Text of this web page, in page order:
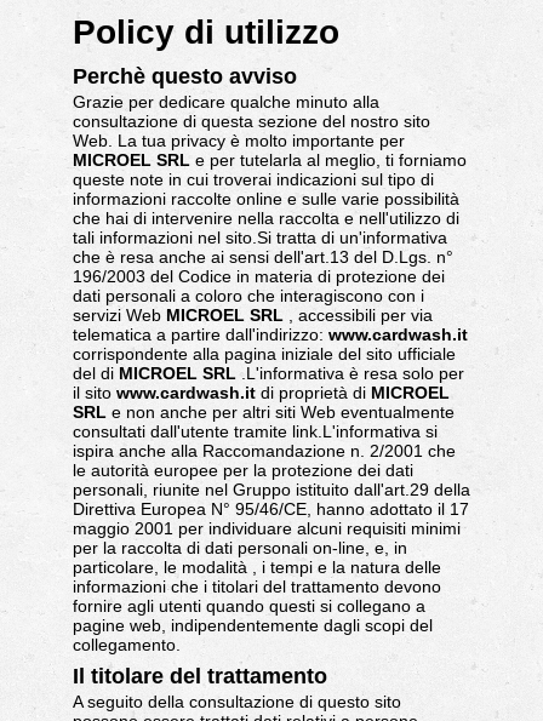
Policy di utilizzo
Perchè questo avviso
Grazie per dedicare qualche minuto alla
consultazione di questa sezione del nostro sito
Web. La tua privacy è molto importante per
MICROEL SRL e per tutelarla al meglio, ti forniamo
queste note in cui troverai indicazioni sul tipo di
informazioni raccolte online e sulle varie possibilità
che hai di intervenire nella raccolta e nell'utilizzo di
tali informazioni nel sito.Si tratta di un'informativa
che è resa anche ai sensi dell'art.13 del D.Lgs. n°
196/2003 del Codice in materia di protezione dei
dati personali a coloro che interagiscono con i
servizi Web MICROEL SRL , accessibili per via
telematica a partire dall'indirizzo: www.cardwash.it
corrispondente alla pagina iniziale del sito ufficiale
del di MICROEL SRL .L'informativa è resa solo per
il sito www.cardwash.it di proprietà di MICROEL
SRL e non anche per altri siti Web eventualmente
consultati dall'utente tramite link.L'informativa si
ispira anche alla Raccomandazione n. 2/2001 che
le autorità europee per la protezione dei dati
personali, riunite nel Gruppo istituito dall'art.29 della
Direttiva Europea N° 95/46/CE, hanno adottato il 17
maggio 2001 per individuare alcuni requisiti minimi
per la raccolta di dati personali on-line, e, in
particolare, le modalità , i tempi e la natura delle
informazioni che i titolari del trattamento devono
fornire agli utenti quando questi si collegano a
pagine web, indipendentemente dagli scopi del
collegamento.
Il titolare del trattamento
A seguito della consultazione di questo sito